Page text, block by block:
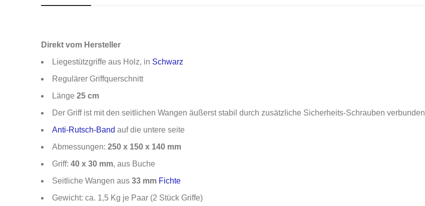
Direkt vom Hersteller
Liegestützgriffe aus Holz, in Schwarz
Regulärer Griffquerschnitt
Länge 25 cm
Der Griff ist mit den seitlichen Wangen äußerst stabil durch zusätzliche Sicherheits-Schrauben verbunden
Anti-Rutsch-Band auf die untere seite
Abmessungen: 250 x 150 x 140 mm
Griff: 40 x 30 mm, aus Buche
Seitliche Wangen aus 33 mm Fichte
Gewicht: ca. 1,5 Kg je Paar (2 Stück Griffe)